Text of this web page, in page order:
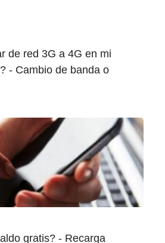
de red 3G a 4G en mi
- Cambio de banda o
gratis? - Recarga